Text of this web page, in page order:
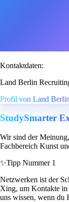
Kontaktdaten:
Land Berlin
Profil von Land
StudySmarter
Wir sind der
Fachbereich Kunst
✨Tipp Nummer 1
Netzwerken ist der
Xing, um Kontakte in
uns wissen, wenn du